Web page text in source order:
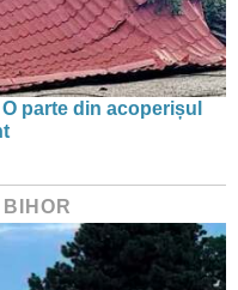
parte din acoperișul